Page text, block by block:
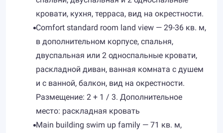
кровати, кухня, терраса, вид на окрестности.
Comfort standard room land view — 29-36 кв. м,
в дополнительном корпусе, спальня,
двуспальная или 2 односпальные кровати,
раскладной диван, ванная комната с душем
и с ванной, балкон, вид на окрестности.
Размещение: 2 + 1 / 3. Дополнительное
место: раскладная кровать
Main building swim up family — 71 кв. м,